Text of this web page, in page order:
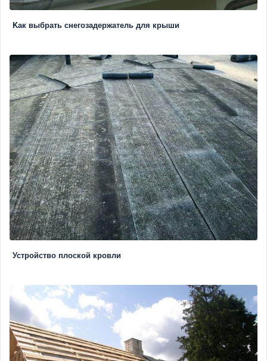
Kак выбрать снегозадержатель для крыши
Устройство плоской кровли